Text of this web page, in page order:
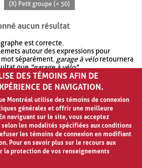
(X) Petit groupe (< 30)
aucun résultat
est correcte.
autour des expressions pour
séparément. garage à véloretournera
que"garage à vélo".
recherche avec OR.garage OR vélo
de résultat quegarage à vélo
DES TÉMOINS AFIN DE
DE NAVIGATION.
Montréal utilise des témoins de connexion
générales et offrir une meilleure
naviguant sur le site, vous acceptez
les modalités spécifiées aux conditions
les témoins de connexion en modifiant
Pour en savoir plus sur le recours aux
la protection de vos renseignements